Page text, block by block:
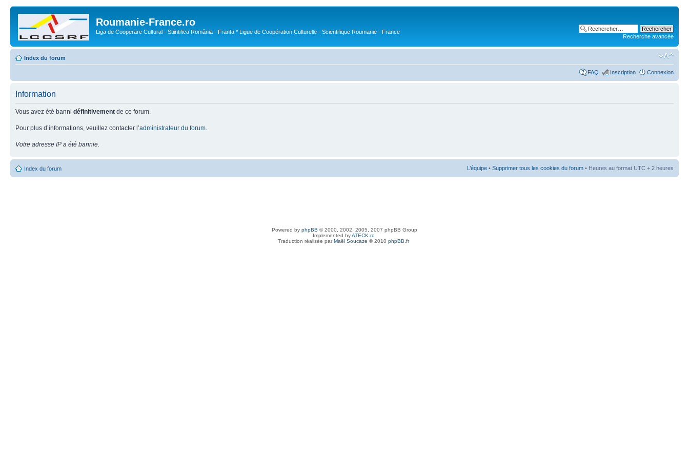
Roumanie-France.ro
Liga de Cooperare Cultural - Stiintifica România - Franta * Ligue de Coopération Culturelle - Scientifique Roumanie - France
Recherche avancée
Index du forum
FAQ Inscription Connexion
Information
Vous avez été banni définitivement de ce forum.
Pour plus d’informations, veuillez contacter l’administrateur du forum
Votre adresse IP a été bannie.
Index du forum L’équipe • Supprimer tous les cookies du forum • Heures au format UTC + 2 heures
Powered by phpBB © 2000, 2002, 2005, 2007 phpBB Group
Implemented byATECK.ro
Traduction réalisée parMaël Soucaze © 2010 phpBB.fr